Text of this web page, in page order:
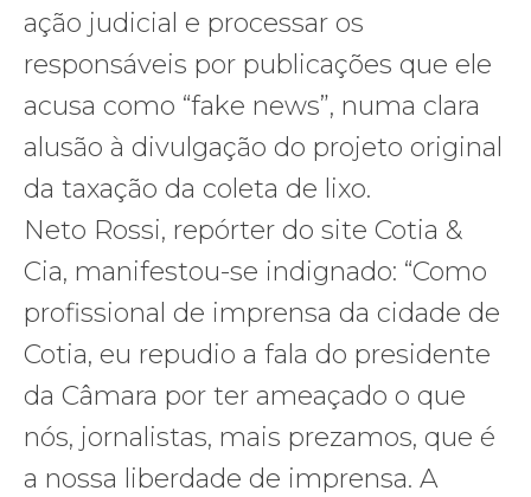
ação judicial e processar os
responsáveis por publicações que ele
acusa como “fake news”, numa clara
alusão à divulgação do projeto original
da taxação da coleta de lixo.
Neto Rossi, repórter do site Cotia &
Cia, manifestou-se indignado: “Como
profissional de imprensa da cidade de
Cotia, eu repudio a fala do presidente
da Câmara por ter ameaçado o que
nós, jornalistas, mais prezamos, que é
a nossa liberdade de imprensa. A